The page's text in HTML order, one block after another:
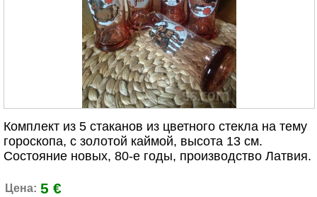
Комплект из 5 стаканов из цветного стекла на тему
гороскопа, с золотой каймой, высота 13 см.
Состояние новых, 80-е годы, производство Латвия.
Цена: 5 €